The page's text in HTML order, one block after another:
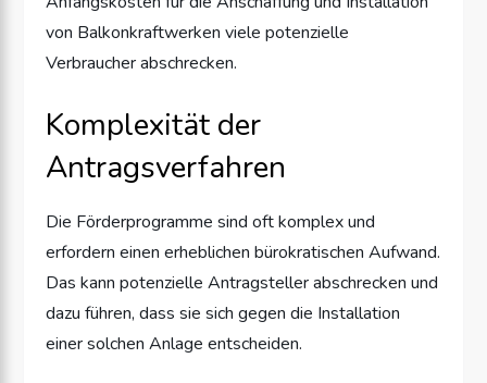
von Balkonkraftwerken viele potenzielle
Verbraucher abschrecken.
Komplexität der
Antragsverfahren
Die Förderprogramme sind oft komplex und
erfordern einen erheblichen bürokratischen Aufwand.
Das kann potenzielle Antragsteller abschrecken und
dazu führen, dass sie sich gegen die Installation
einer solchen Anlage entscheiden.